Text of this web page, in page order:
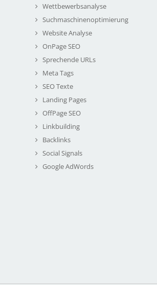
Wettbewerbsanalyse
Suchmaschinenoptimierung
Website Analyse
OnPage SEO
Sprechende URLs
Meta Tags
SEO Texte
Landing Pages
OffPage SEO
Linkbuilding
Backlinks
Social Signals
Google AdWords